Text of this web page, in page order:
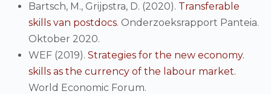
Bartsch, M., Grijpstra, D. (2020). Transferable
skills van postdocs. Onderzoeksrapport Panteia.
Oktober 2020.
WEF (2019). Strategies for the new economy.
skills as the currency of the labour market.
World Economic Forum.